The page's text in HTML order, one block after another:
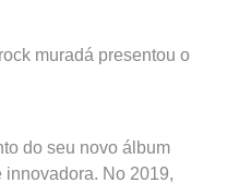
muradá presentou o
do seu novo álbum
No 2019,